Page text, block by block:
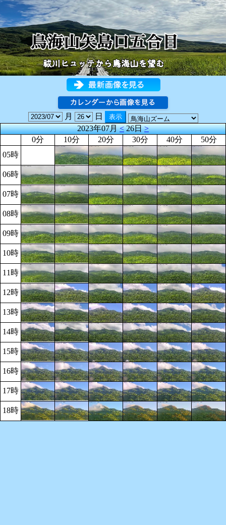
月
日
2023年07月<26日>
0分
10分 20分 30分 40分
50分
05時
06時
07時
08時
09時
10時
11時
12時
13時
14時
15時
16時
17時
18時